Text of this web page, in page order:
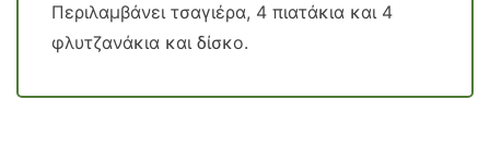
Περιλαμβάνει τσαγιέρα, 4 πιατάκια και 4
φλυτζανάκια και δίσκο.